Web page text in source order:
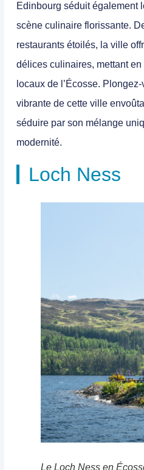
Edinbourg séduit également
scène culinaire florissante.
restaurants étoilés, la ville
délices culinaires, mettant
locaux de l’Écosse.
vibrante de cette ville
séduire par son mélange
modernité.
Loch Ness
Le Loch Ness en